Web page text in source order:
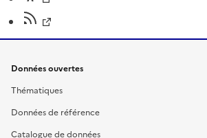
Données ouvertes
Thématiques
Données de référence
Catalogue de données